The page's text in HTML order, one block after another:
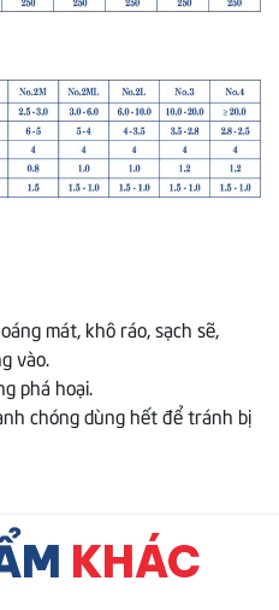
mát, khô ráo, sạch sẽ,
vào.
phá hoại.
chóng dùng hết để tránh bị
KHÁC